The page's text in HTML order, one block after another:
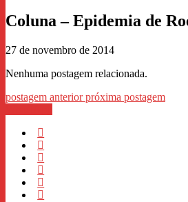
Coluna – Epidemia de
27 de novembro de 2014
Nenhuma postagem relacionada.
postagem anteriorpróxima postagem